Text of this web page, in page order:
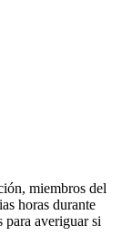
miembros del
horas durante
para averiguar si